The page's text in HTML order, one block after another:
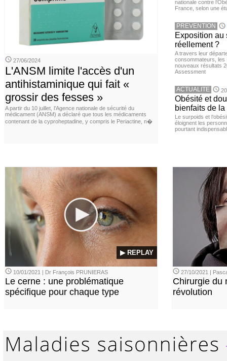
27/06/2024
L'ANSM limite l'accès d'un
antihistaminique qui fait «
grossir des fesses »
A partir du 10 juillet, l’Agence nationale de sécurité du
médicament (ANSM) a déclaré que tous les médicaments
contenant de la cyproheptadine, y compris le Periactine, n�
nationale contre
France, selon une
PREVENTION
Exposition au
réellement ?
A travers leur
consommateurs, les
nouveaux résultats
Assessment
ACTUALITE
Obésité et
bienfaits de
Le surpoids et
éloignent les
pourtant
▶ REPLAY
10/01/2021 | Dr François PRUNIERAS
Le cerne : une problématique
spécifique pour chaque type
27/10/2021 |
Chirurgie du
révolution